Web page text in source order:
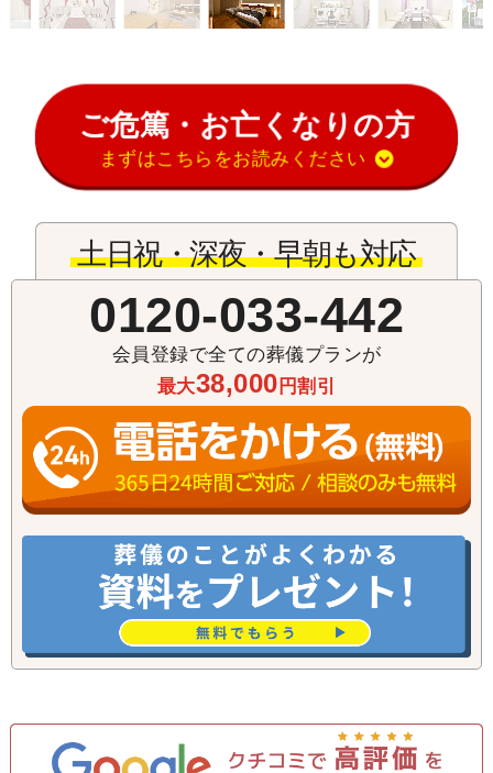
ご危篤・お亡くなりの方
まずはこちらをお読みください
土日祝・深夜・早朝も対応
0120-033-442
会員登録で全ての葬儀プランが
最大38,000 円割引